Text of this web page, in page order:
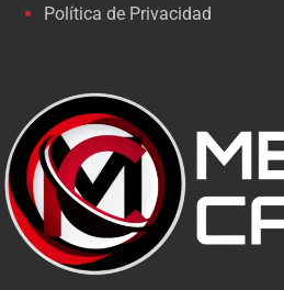
Política de Privacidad